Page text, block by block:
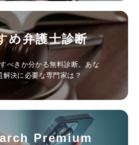
め弁護士診断
べきか分かる無料診断。あな
解決に必要な専門家は？
Premium